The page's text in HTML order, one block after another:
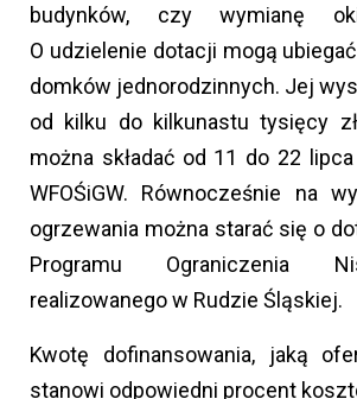
budynków, czy wymianę
O udzielenie dotacji mogą
domków jednorodzinnych. Jej
od kilku do kilkunastu tysięcy
można składać od 11 do 22
WFOŚiGW. Równocześnie na
ogrzewania można starać się o
Programu Ograniczenia
realizowanego w Rudzie Śląskiej.
Kwotę dofinansowania, jaką
stanowi odpowiedni procent